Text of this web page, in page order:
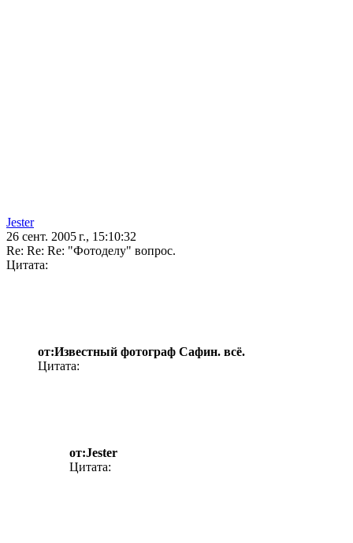
Jester
26 сент. 2005 г., 15:10:32
Re: Re: Re: "Фотоделу" вопрос.
Цитата:
от:Известный фотограф Сафин. всё.
Цитата:
от:Jester
Цитата: